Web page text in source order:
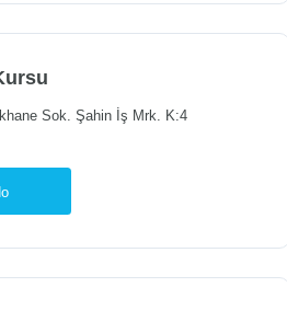
Sok. Şahin İş Mrk. K:4